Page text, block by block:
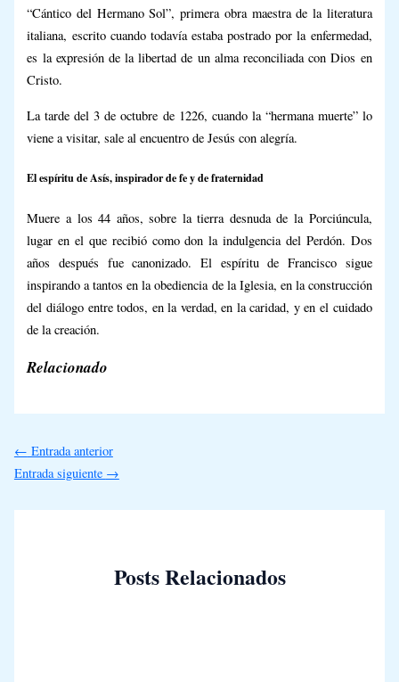
“Cántico del Hermano Sol”, primera obra maestra de la literatura
italiana, escrito cuando todavía estaba postrado por la enfermedad,
es la expresión de la libertad de un alma reconciliada con Dios en
Cristo.
La tarde del 3 de octubre de 1226, cuando la “hermana muerte” lo
viene a visitar, sale al encuentro de Jesús con alegría.
El espíritu de Asís, inspirador de fe y de fraternidad
Muere a los 44 años, sobre la tierra desnuda de la Porciúncula,
lugar en el que recibió como don la indulgencia del Perdón. Dos
años después fue canonizado. El espíritu de Francisco sigue
inspirando a tantos en la obediencia de la Iglesia, en la construcción
del diálogo entre todos, en la verdad, en la caridad, y en el cuidado
de la creación.
Relacionado
← Entrada anterior
Entrada siguiente →
Posts Relacionados